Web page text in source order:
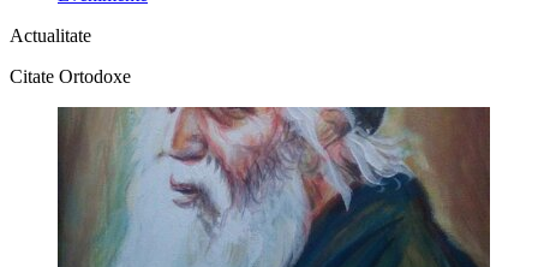
Actualitate
Citate Ortodoxe